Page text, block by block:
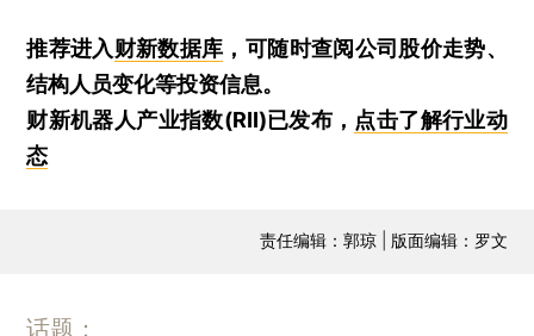
推荐进入财新数据库 ，可随时查阅公司股价走势、
结构人员变化等投资信息。
财新机器人产业指数(RII)已发布， 点击了解行业动
态
责任编辑：郭琼 | 版面编辑：罗文
话题：